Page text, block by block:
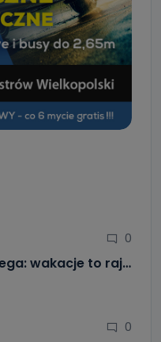
0
wakacje to raj…
0